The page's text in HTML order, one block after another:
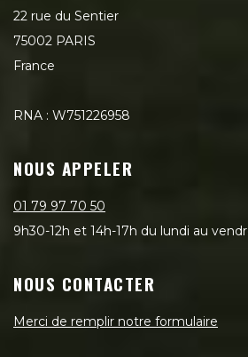
22 rue du Sentier
75002 PARIS
France
RNA : W751226958
NOUS APPELER
01 79 97 70 50
9h30-12h et 14h-17h du lundi au
NOUS CONTACTER
Merci de remplir notre formulaire